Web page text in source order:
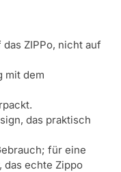
ZIPPo, nicht auf
mit dem
das praktisch
für eine
das echte Zippo